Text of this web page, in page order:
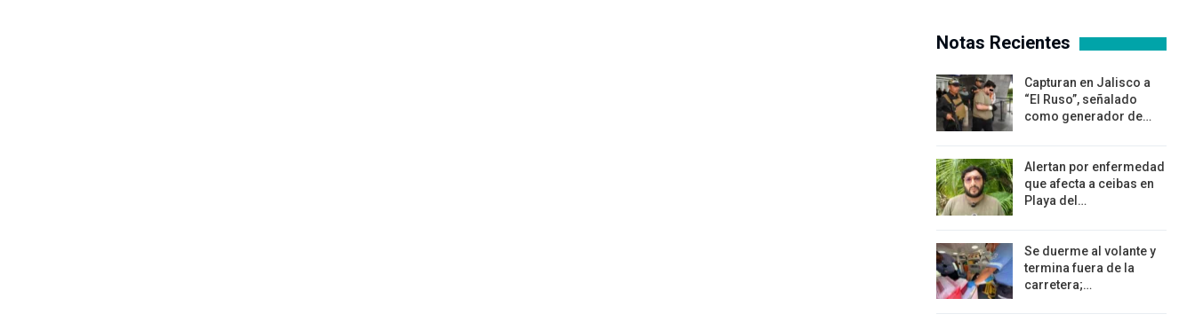
Notas Recientes
Capturan en Jalisco a
“El Ruso”, señalado
como generador de…
Alertan por enfermedad
que afecta a ceibas en
Playa del…
Se duerme al volante y
termina fuera de la
carretera;…